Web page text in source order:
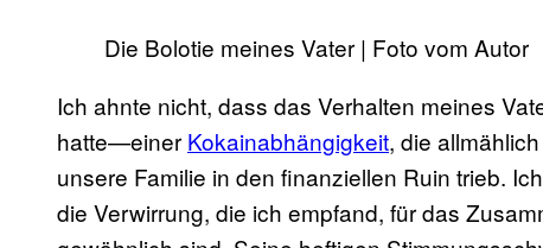
Die Bolotie meines Vater | Foto vom Autor
Ich ahnte nicht, dass das Verhalten meines
hatte—einer Kokainabhängigkeit, die
unsere Familie in den finanziellen Ruin trieb.
die Verwirrung, die ich empfand, für das